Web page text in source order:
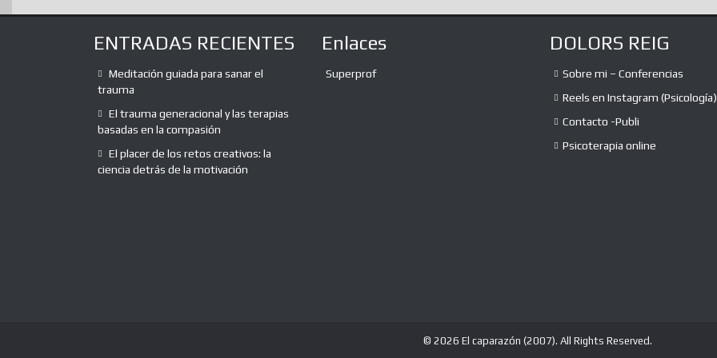
ENTRADAS RECIENTES
Meditación guiada para sanar el
trauma
El trauma generacional y las terapias
basadas en la compasión
El placer de los retos creativos: la
ciencia detrás de la motivación
Enlaces
Superprof
DOLORS REIG
Sobre mi – Conferencias
Reels en Instagram (Psicología)
Contacto -Publi
Psicoterapia online
© 2026 El caparazón (2007). All Rights Reserved.